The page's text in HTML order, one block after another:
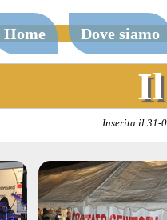
Home Dove siamo
Il
Inserita il 31-